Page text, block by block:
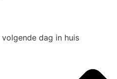
volgende dag in huis